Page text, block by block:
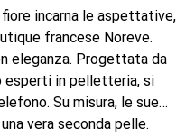
incarna le aspettative,
francese Noreve.
eleganza. Progettata da
esperti in pelletteria, si
Su misura, le sue
vera seconda pelle.